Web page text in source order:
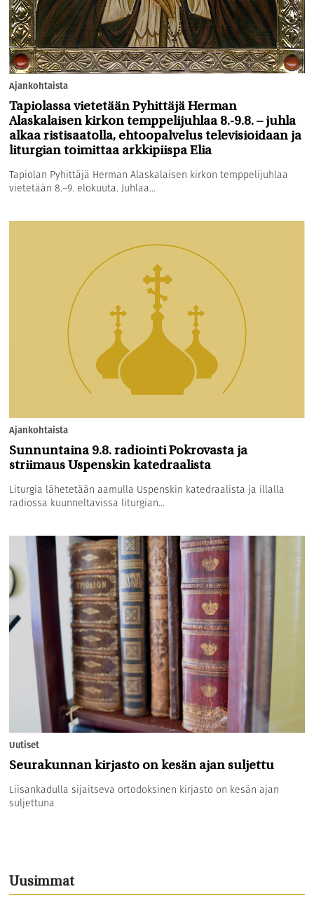
Ajankohtaista
Tapiolassa vietetään Pyhittäjä Herman
Alaskalaisen kirkon temppelijuhlaa 8.-9.8. – juhla
alkaa ristisaatolla, ehtoopalvelus televisioidaan ja
liturgian toimittaa arkkipiispa Elia
Tapiolan Pyhittäjä Herman Alaskalaisen kirkon temppelijuhlaa
vietetään 8.–9. elokuuta. Juhlaa...
Ajankohtaista
Sunnuntaina 9.8. radiointi Pokrovasta ja
striimaus Uspenskin katedraalista
Liturgia lähetetään aamulla Uspenskin katedraalista ja illalla
radiossa kuunneltavissa liturgian...
Uutiset
Seurakunnan kirjasto on kesän ajan suljettu
Liisankadulla sijaitseva ortodoksinen kirjasto on kesän ajan
suljettuna
Uusimmat